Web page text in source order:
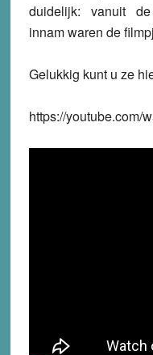
duidelijk: vanuit
innam waren de
Gelukkig kunt u ze
https://youtube.com/